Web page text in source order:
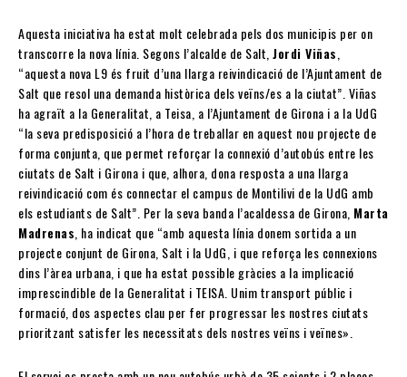
Aquesta iniciativa ha estat molt celebrada pels dos municipis per on
transcorre la nova línia. Segons l’alcalde de Salt, Jordi Viñas
“aquesta nova L9 és fruit d’una llarga reivindicació de l’Ajuntament de
Salt que resol una demanda històrica dels veïns/es a la ciutat”. Viñas
ha agraït a la Generalitat, a Teisa, a l’Ajuntament de Girona i a la UdG
“la seva predisposició a l’hora de treballar en aquest nou projecte de
forma conjunta, que permet reforçar la connexió d’autobús entre les
ciutats de Salt i Girona i que, alhora, dona resposta a una llarga
reivindicació com és connectar el campus de Montilivi de la UdG amb
els estudiants de Salt”. Per la seva banda l’acaldessa de Girona, Marta
Madrenas , ha indicat que “amb aquesta línia donem sortida a un
projecte conjunt de Girona, Salt i la UdG, i que reforça les connexions
dins l’àrea urbana, i que ha estat possible gràcies a la implicació
imprescindible de la Generalitat i TEISA. Unim transport públic i
formació, dos aspectes clau per fer progressar les nostres ciutats
prioritzant satisfer les necessitats dels nostres veïns i veïnes».